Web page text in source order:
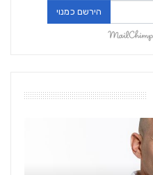
הירשם כמנוי